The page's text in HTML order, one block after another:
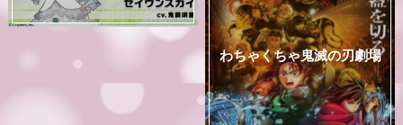
わちゃくちゃ鬼滅の刃劇場